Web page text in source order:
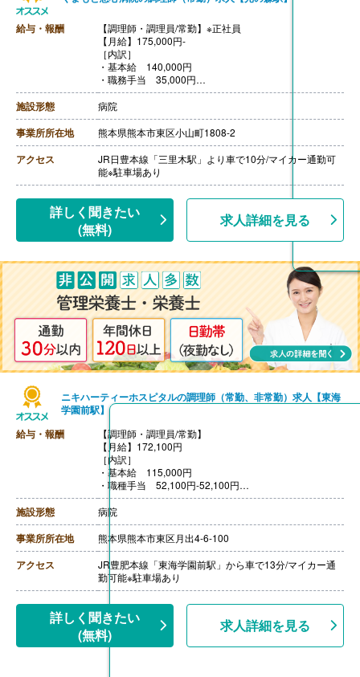
給与・報酬
【調理師・調理員/常勤】※正社員
【月給】175,000円-
［内訳］
・基本給 140,000円
・職務手当 35,000円
［その他手当］
・精勤手当 5,500円
・休日手当 1,000円/回
・早出手当 2,000円/回
・扶養手当 配偶者10,000円 子3,000円/人
【賞与】年2回（計2.60ヶ月分）※2023年度実績
【通勤手当】あり（上限10,000円/月）※実費支給
【昇給】あり（1月あたり1,500円-3,000円）※前年度実
【退職金】あり※勤続3年以上、共済加入
施設形態 病院
事業所所在地 熊本県熊本市東区小山町1808-2
アクセス
JR日豊本線「三里木駅」より車で10分/マイカー通勤可
能※駐車場あり
詳しく聞きたい
(無料)
求人詳細を見る
ニキハーティーホスピタルの調理師（常勤、非常勤）求人【東海
学園前駅】
給与・報酬
【調理師・調理員/常勤】
【月給】172,100円
［内訳］
・基本給 115,000円
・職種手当 52,100円-52,100円
・調整手当 5,000円-5,100円
［その他手当］
・早出手当 16,000円/月 ※月8回程度
・資格手当（調理師） 5,000円
【賞与】なし
【通勤手当】あり（上限16,800円/月）
【昇給】なし
【退職金】なし
施設形態 病院
事業所所在地 熊本県熊本市東区月出4-6-100
アクセス
JR豊肥本線「東海学園前駅」から車で13分/マイカー通
勤可能※駐車場あり
詳しく聞きたい
(無料)
求人詳細を見る